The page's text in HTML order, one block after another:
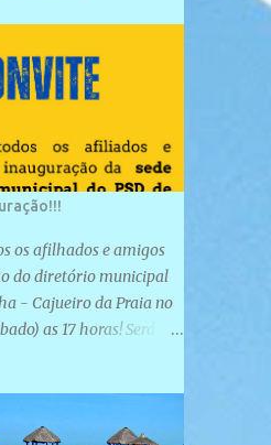
os afilhados e amigos
do diretório municipal
- Cajueiro da Praia no
as 17 horas! Será
José, 98 Barrinha -